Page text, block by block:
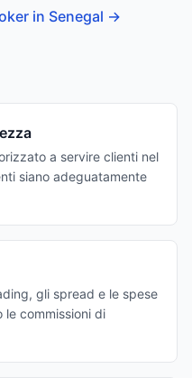
in Senegal →
a servire clienti nel
siano adeguatamente
gli spread e le spese
le commissioni di